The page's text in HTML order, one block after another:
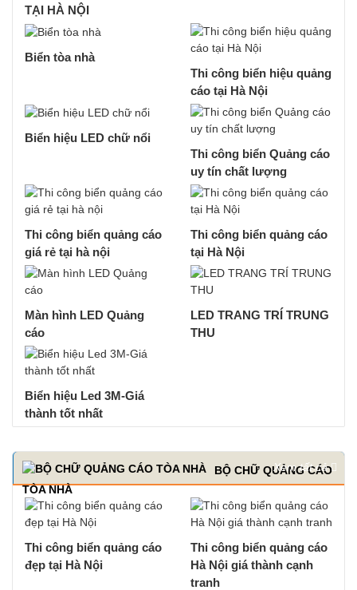
TẠI HÀ NỘI
Biển tòa nhà
Thi công biển hiệu quảng
cáo tại Hà Nội
Biển hiệu LED chữ nổi
Thi công biển Quảng cáo
uy tín chất lượng
Thi công biển quảng cáo
giá rẻ tại hà nội
Thi công biển quảng cáo
tại Hà Nội
Màn hình LED Quảng
cáo
LED TRANG TRÍ TRUNG
THU
Biển hiệu Led 3M-Giá
thành tốt nhất
BỘ CHỮ QUẢNG CÁO
TÒA NHÀ
Xem tất cả
Thi công biển quảng cáo
đẹp tại Hà Nội
Thi công biển quảng cáo
Hà Nội giá thành cạnh
tranh